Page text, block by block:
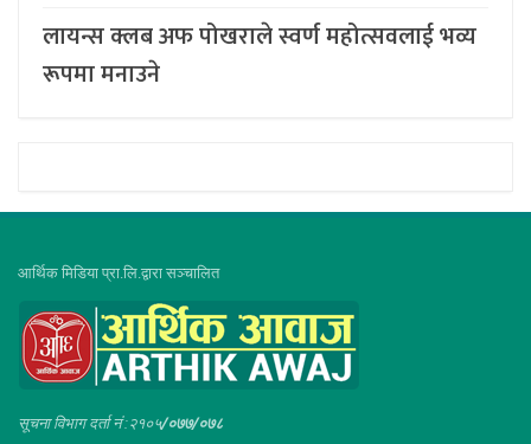
लायन्स क्लब अफ पोखराले स्वर्ण महोत्सवलाई भव्य
रूपमा मनाउने
आर्थिक मिडिया प्रा.लि.द्वारा सञ्चालित
सूचना विभाग दर्ता नं :२१०५/०७७/०७८